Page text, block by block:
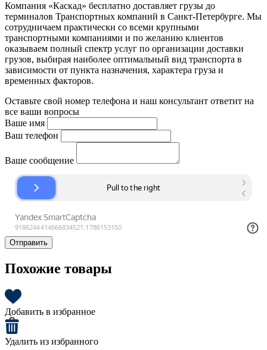
Компания «Каскад» бесплатно доставляет грузы до
терминалов Транспортных компаний в Санкт-Петербурге. Мы
сотрудничаем практически со всеми крупными
транспортными компаниями и по желанию клиентов
оказываем полный спектр услуг по организации доставки
грузов, выбирая наиболее оптимальный вид транспорта в
зависимости от пункта назначения, характера груза и
временных факторов.
Оставьте свой номер телефона и наш консультант ответит на
все ваши вопросы
Ваше имя
Ваш телефон
Ваше сообщение
Отправить
Похожие товары
Добавить в избранное
Удалить из избранного